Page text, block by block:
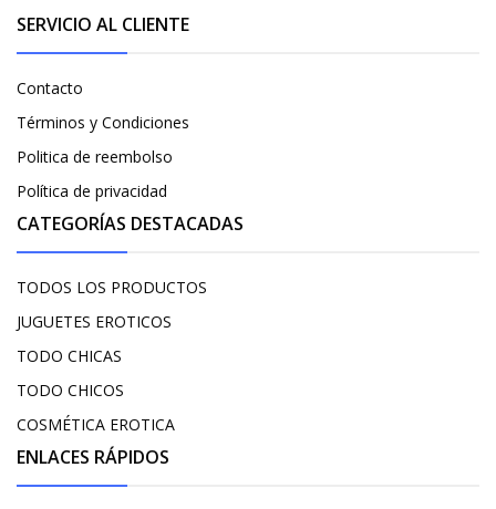
SERVICIO AL CLIENTE
Contacto
Términos y Condiciones
Politica de reembolso
Política de privacidad
CATEGORÍAS DESTACADAS
TODOS LOS PRODUCTOS
JUGUETES EROTICOS
TODO CHICAS
TODO CHICOS
COSMÉTICA EROTICA
ENLACES RÁPIDOS